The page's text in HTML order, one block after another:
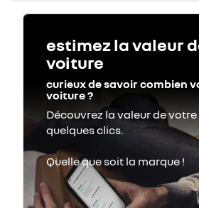
estimez la valeur
voiture
curieux de savoir combien
voiture ?
Découvrez la valeur de